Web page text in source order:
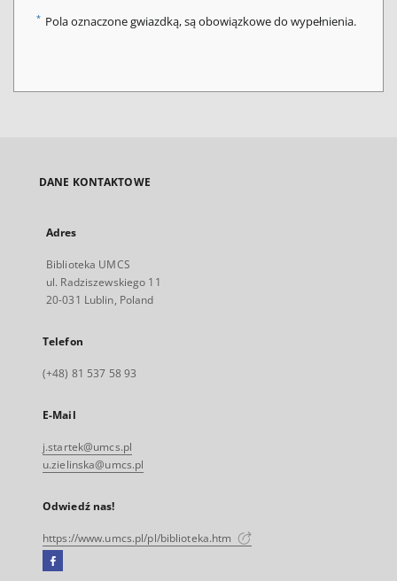
* Pola oznaczone gwiazdką, są obowiązkowe do wypełnienia.
DANE KONTAKTOWE
Adres
Biblioteka UMCS
ul. Radziszewskiego 11
20-031 Lublin, Poland
Telefon
(+48) 81 537 58 93
E-Mail
j.startek@umcs.pl
u.zielinska@umcs.pl
Odwiedź nas!
https://www.umcs.pl/pl/biblioteka.htm
Facebook